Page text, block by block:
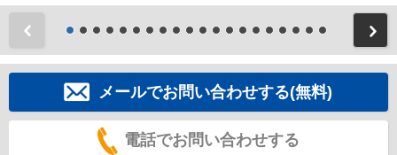
メールでお問い合わせする(無料)
電話でお問い合わせする